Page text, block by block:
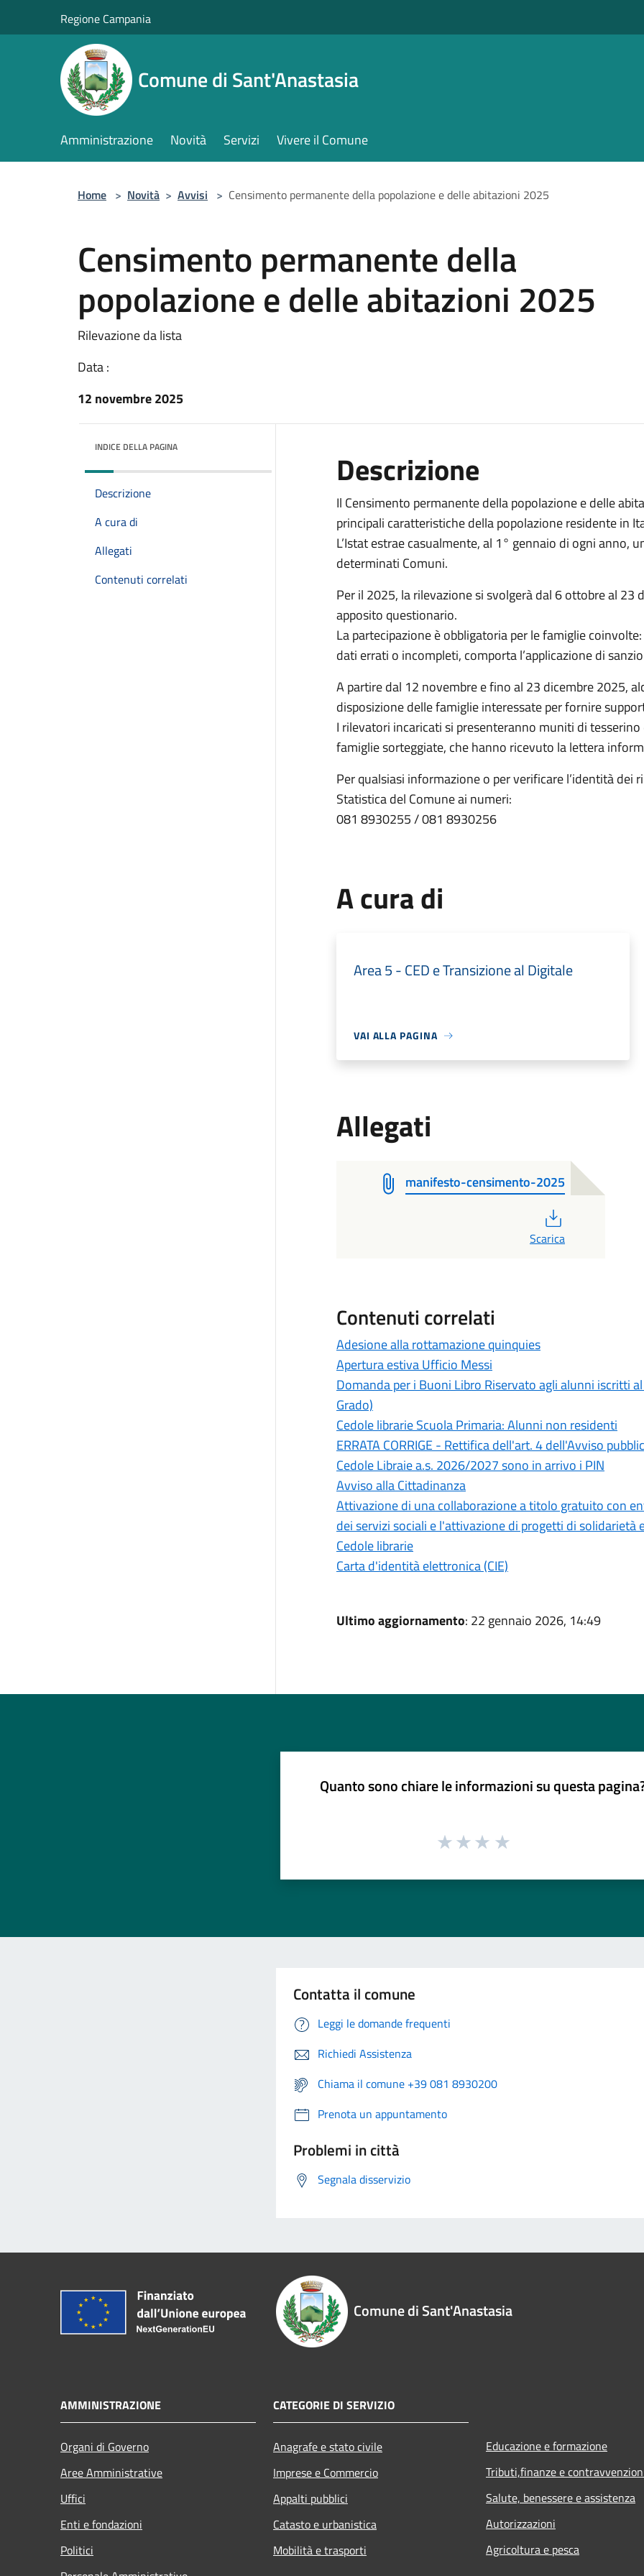
Regione Campania
Comune di Sant'Anastasia
Amministrazione Novità Servizi Vivere il Comune
Home > Novità > Avvisi > Censimento permanente della popolazione e delle abitazioni 2025
Censimento permanente della
popolazione e delle abitazioni 2025
Rilevazione da lista
Data :
12 novembre 2025
INDICE DELLA PAGINA
Descrizione
A cura di
Allegati
Contenuti correlati
Descrizione
Il Censimento permanente della popolazione e delle
principali caratteristiche della popolazione residente in
L’Istat estrae casualmente, al 1° gennaio di ogni anno,
determinati Comuni.
Per il 2025, la rilevazione si svolgerà dal 6 ottobre al 23
apposito questionario.
La partecipazione è obbligatoria per le famiglie
dati errati o incompleti, comporta l’applicazione di
A partire dal 12 novembre e fino al 23 dicembre 2025,
disposizione delle famiglie interessate per fornire
I rilevatori incaricati si presenteranno muniti di
famiglie sorteggiate, che hanno ricevuto la lettera
Per qualsiasi informazione o per verificare l’identità dei
Statistica del Comune ai numeri:
081 8930255 / 081 8930256
A cura di
Area 5 - CED e Transizione al Digitale
VAI ALLA PAGINA
Allegati
manifesto-censimento-2025
Scarica
Contenuti correlati
Adesione alla rottamazione quinquies
Apertura estiva Ufficio Messi
Domanda per i Buoni Libro Riservato agli alunni iscritti
Grado)
Cedole librarie Scuola Primaria: Alunni non residenti
ERRATA CORRIGE - Rettifica dell'art. 4 dell'Avviso
Cedole Libraie a.s. 2026/2027 sono in arrivo i PIN
Avviso alla Cittadinanza
Attivazione di una collaborazione a titolo gratuito con
dei servizi sociali e l'attivazione di progetti di solidarietà
Cedole librarie
Carta d'identità elettronica (CIE)
Ultimo aggiornamento: 22 gennaio 2026, 14:49
Quanto sono chiare le informazioni su questa
Contatta il comune
Leggi le domande frequenti
Richiedi Assistenza
Chiama il comune +39 081 8930200
Prenota un appuntamento
Problemi in città
Segnala disservizio
Comune di Sant'Anastasia
AMMINISTRAZIONE
Organi di Governo
Aree Amministrative
Uffici
Enti e fondazioni
Politici
CATEGORIE DI SERVIZIO
Anagrafe e stato civile
Imprese e Commercio
Appalti pubblici
Catasto e urbanistica
Mobilità e trasporti
Educazione e formazione
Tributi,finanze e
Salute, benessere e assistenza
Autorizzazioni
Agricoltura e pesca